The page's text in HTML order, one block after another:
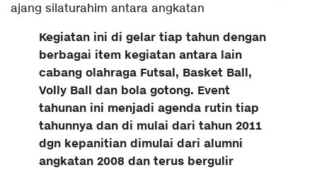
ajang silaturahim antara angkatan
Kegiatan ini di gelar tiap tahun dengan
berbagai item kegiatan antara lain
cabang olahraga Futsal, Basket Ball,
Volly Ball dan bola gotong. Event
tahunan ini menjadi agenda rutin tiap
tahunnya dan di mulai dari tahun 2011
dgn kepanitian dimulai dari alumni
angkatan 2008 dan terus bergulir